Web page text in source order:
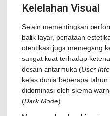
Kelelahan Visual
Selain mementingkan
balik layar, penataan
otentikasi juga memegang
sangat kuat terhadap
desain antarmuka (User
kelas dunia beberapa
didominasi oleh skema
(Dark Mode).